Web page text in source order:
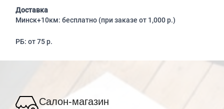
Доставка
Минск+10км: бесплатно (при заказе от 1,000 р.)
РБ: от 75 р.
Салон-магазин